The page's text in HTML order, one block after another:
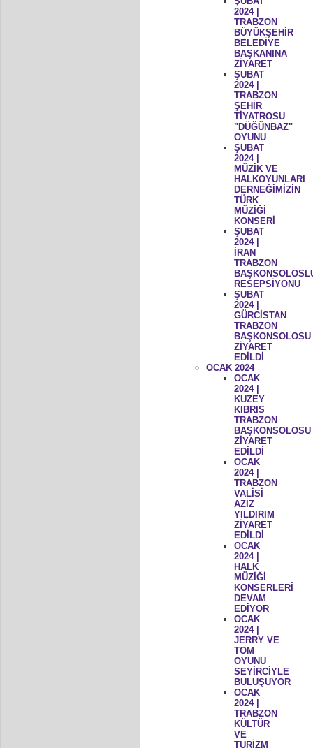
2024 |
TRABZON
BÜYÜKŞEHİR
BELEDİYE
BAŞKANINA
ZİYARET
ŞUBAT
2024 |
TRABZON
ŞEHİR
TİYATROSU
"DÜĞÜNBAZ"
OYUNU
ŞUBAT
2024 |
MÜZİK VE
HALKOYUNLARI
DERNEĞİMİZİN
TÜRK
MÜZİĞİ
KONSERİ
ŞUBAT
2024 |
İRAN
TRABZON
RESEPSİYONU
ŞUBAT
2024 |
GÜRCİSTAN
TRABZON
BAŞKONSOLOSU
ZİYARET
EDİLDİ
OCAK 2024
OCAK
2024 |
KUZEY
KIBRIS
TRABZON
BAŞKONSOLOSU
ZİYARET
EDİLDİ
OCAK
2024 |
TRABZON
VALİSİ
AZİZ
YILDIRIM
ZİYARET
EDİLDİ
OCAK
2024 |
HALK
MÜZİĞİ
KONSERLERİ
DEVAM
EDİYOR
OCAK
2024 |
JERRY VE
TOM
OYUNU
SEYİRCİYLE
BULUŞUYOR
OCAK
2024 |
TRABZON
KÜLTÜR
VE
TURİZM